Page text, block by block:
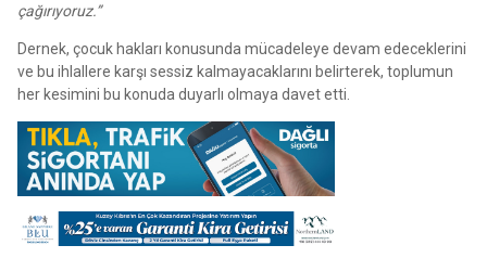
çağırıyoruz.”
Dernek, çocuk hakları konusunda mücadeleye devam edeceklerini
ve bu ihlallere karşı sessiz kalmayacaklarını belirterek, toplumun
her kesimini bu konuda duyarlı olmaya davet etti.